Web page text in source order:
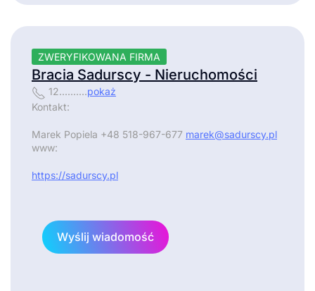
ZWERYFIKOWANA FIRMA
Bracia Sadurscy - Nieruchomości
12..........pokaż
Kontakt:
Marek Popiela +48 518-967-677 marek@sadurscy.pl
www:
https://sadurscy.pl
Wyślij wiadomość